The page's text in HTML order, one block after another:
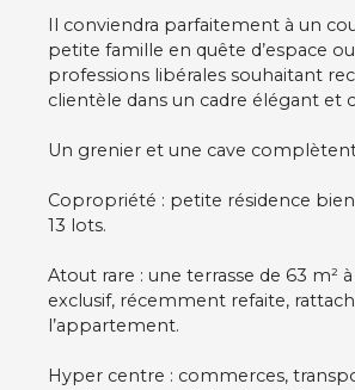
Il conviendra parfaitement à un
petite famille en quête d’espace
professions libérales souhaitant
clientèle dans un cadre élégant et
Un grenier et une cave
Copropriété : petite résidence
13 lots.
Atout rare : une terrasse de 63 m²
exclusif, récemment refaite,
l’appartement.
Hyper centre : commerces,